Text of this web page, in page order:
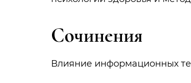
Сочинения
Влияние информационных